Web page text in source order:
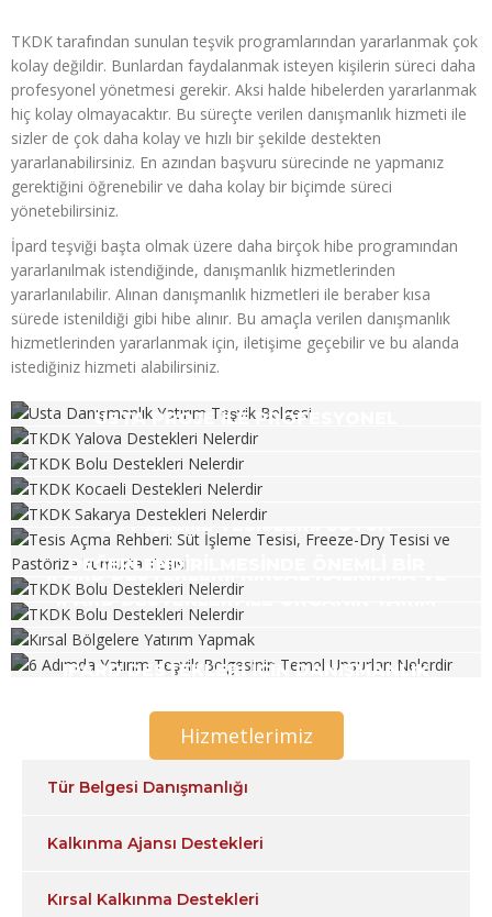
TKDK tarafından sunulan teşvik programlarından yararlanmak çok
kolay değildir. Bunlardan faydalanmak isteyen kişilerin süreci daha
profesyonel yönetmesi gerekir. Aksi halde hibelerden yararlanmak
hiç kolay olmayacaktır. Bu süreçte verilen danışmanlık hizmeti ile
sizler de çok daha kolay ve hızlı bir şekilde destekten
yararlanabilirsiniz. En azından başvuru sürecinde ne yapmanız
gerektiğini öğrenebilir ve daha kolay bir biçimde süreci
yönetebilirsiniz.
İpard teşviği başta olmak üzere daha birçok hibe programından
yararlanılmak istendiğinde, danışmanlık hizmetlerinden
yararlanılabilir. Alınan danışmanlık hizmetleri ile beraber kısa
sürede istenildiği gibi hibe alınır. Bu amaçla verilen danışmanlık
hizmetlerinden yararlanmak için, iletişime geçebilir ve bu alanda
istediğiniz hizmeti alabilirsiniz.
USTA PROJE İLE PROFESYONEL
DANIŞMANLIK
TKDK YALOVA DESTEKLERI NELERDIR?
TKDK BOLU DESTEKLERI NELERDIR?
TKDK KOCAELI DESTEKLERI NELERDIR?
TKDK SAKARYA DESTEKLERI NELERDIR?
SÜT İŞLEME TESISLERI: SÜTÜN
DEĞERLENDIRILMESINDE ÖNEMLI BIR
HALKA
IPARD DESTEKLERI: KIRSAL KALKINMA VE
TARIM SEKTÖRÜNE YATIRIM YAPMAK
İSTEYENLERE FIRSATLAR
IPARD DESTEKLERI ILE ORGANIK TARIM
PROJELERI GELIŞTIRMEK: NASIL
BAŞVURULUR VE FAYDALARI NELERDIR?
IPARD PROGRAMI NEDEN ÖNEMLIDIR?
IPARD DESTEKLERI İÇIN DANIŞMANLIK
HIZMETI ALMAK
Hizmetlerimiz
Tür Belgesi Danışmanlığı
Kalkınma Ajansı Destekleri
Kırsal Kalkınma Destekleri